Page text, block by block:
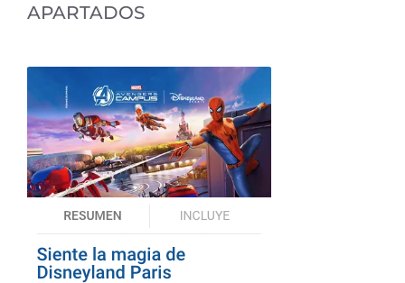
APARTADOS